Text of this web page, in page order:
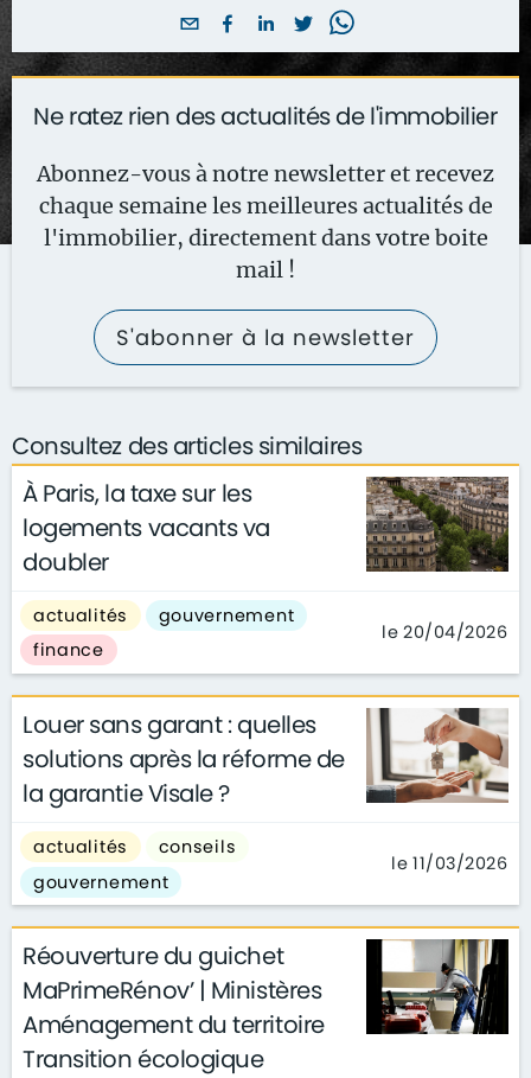
Ne ratez rien des actualités de l'immobilier
Abonnez-vous à notre newsletter et recevez
chaque semaine les meilleures actualités de
l'immobilier, directement dans votre boite
mail !
S'abonner à la newsletter
Consultez des articles similaires
À Paris, la taxe sur les
logements vacants va
doubler
actualités
gouvernement
finance
le 20/04/2026
Louer sans garant : quelles
solutions après la réforme de
la garantie Visale ?
actualités
conseils
gouvernement
le 11/03/2026
Réouverture du guichet
MaPrimeRénov’ | Ministères
Aménagement du territoire
Transition écologique